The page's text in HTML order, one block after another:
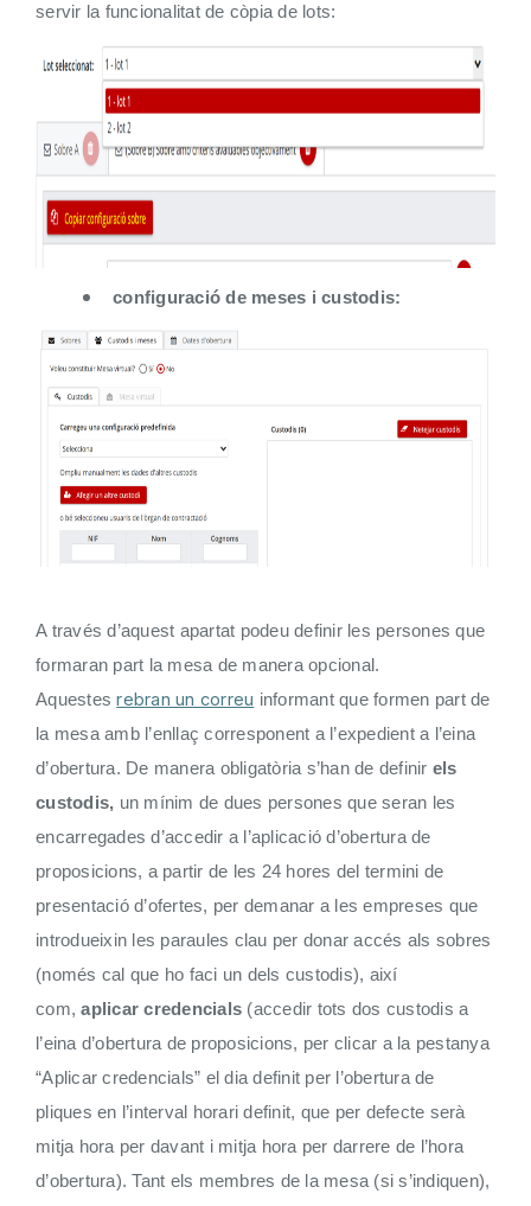
servir la funcionalitat de còpia de lots:
configuració de meses i custodis:
A través d’aquest apartat podeu definir les persones que
formaran part la mesa de manera opcional.
Aquestesrebran un correu informant que formen part de
la mesa amb l’enllaç corresponent a l’expedient a l’eina
d’obertura. De manera obligatòria s’han de definir els
custodis, un mínim de dues persones que seran les
encarregades d’accedir a l’aplicació d’obertura de
proposicions, a partir de les 24 hores del termini de
presentació d’ofertes, per demanar a les empreses que
introdueixin les paraules clau per donar accés als sobres
(només cal que ho faci un dels custodis), així
com,aplicar credencials (accedir tots dos custodis a
l’eina d’obertura de proposicions, per clicar a la pestanya
“Aplicar credencials” el dia definit per l’obertura de
pliques en l’interval horari definit, que per defecte serà
mitja hora per davant i mitja hora per darrere de l’hora
d’obertura). Tant els membres de la mesa (si s’indiquen),